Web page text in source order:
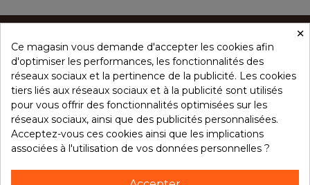
CONCEPT ÉPICES
NOS PRODUITS
VOTRE COMPTE
×
Ce magasin vous demande d'accepter les cookies afin
d'optimiser les performances, les fonctionnalités des
réseaux sociaux et la pertinence de la publicité. Les cookies
tiers liés aux réseaux sociaux et à la publicité sont utilisés
pour vous offrir des fonctionnalités optimisées sur les
réseaux sociaux, ainsi que des publicités personnalisées.
Acceptez-vous ces cookies ainsi que les implications
associées à l'utilisation de vos données personnelles ?